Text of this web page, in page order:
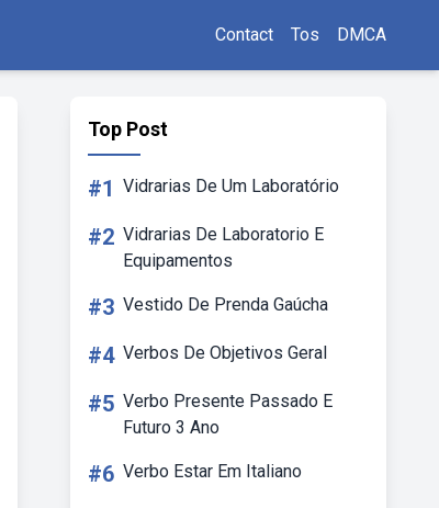
Contact Tos DMCA
Top Post
#1 Vidrarias De Um Laboratório
#2 Vidrarias De Laboratorio E
Equipamentos
#3 Vestido De Prenda Gaúcha
#4 Verbos De Objetivos Geral
#5 Verbo Presente Passado E
Futuro 3 Ano
#6 Verbo Estar Em Italiano